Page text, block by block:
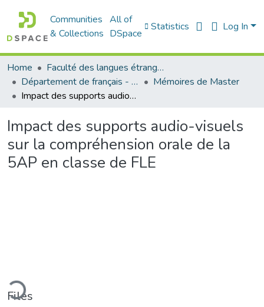
Communities
& Collections
All of
DSpace
Statistics Log In
Home
Faculté des langues étrangères
Département de français - قسم اللغة الفرنسية
Mémoires de Master
Impact des supports audio-visuels sur la compréhension orale de la 5AP en classe de FLE
Impact des supports audio-visuels
sur la compréhension orale de la
5AP en classe de FLE
Files